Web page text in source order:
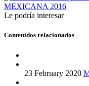
Le podría interesar
Contenidos relacionados
23 February 2020